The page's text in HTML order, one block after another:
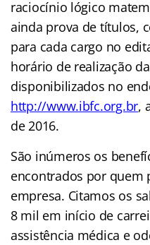
raciocínio lógico
ainda prova de títulos,
para cada cargo no
horário de realização
disponibilizados no
http://www.ibfc.org.br,
de 2016.
São inúmeros os
encontrados por quem
empresa. Citamos os
8 mil em início de
assistência médica e